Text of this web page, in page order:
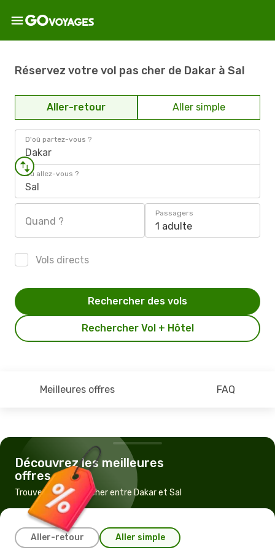
Réservez votre vol pas cher de Dakar à Sal
Aller-retour Aller simple
D'où partez-vous ?
Dakar
Où allez-vous ?
Sal
Quand ?
Passagers
1 adulte
Vols directs
Rechercher Vol + Hôtel
Rechercher des vols
Meilleures offres FAQ
Découvrez les meilleures
offres
Trouvez un vol pas cher entre Dakar et Sal
Aller-retour Aller simple